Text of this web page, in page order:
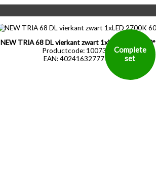
NEW TRIA 68 DL vierkant zwart 1xLED 2700K 60°
Productcode: 1007396
EAN: 4024163277716
Complete
set